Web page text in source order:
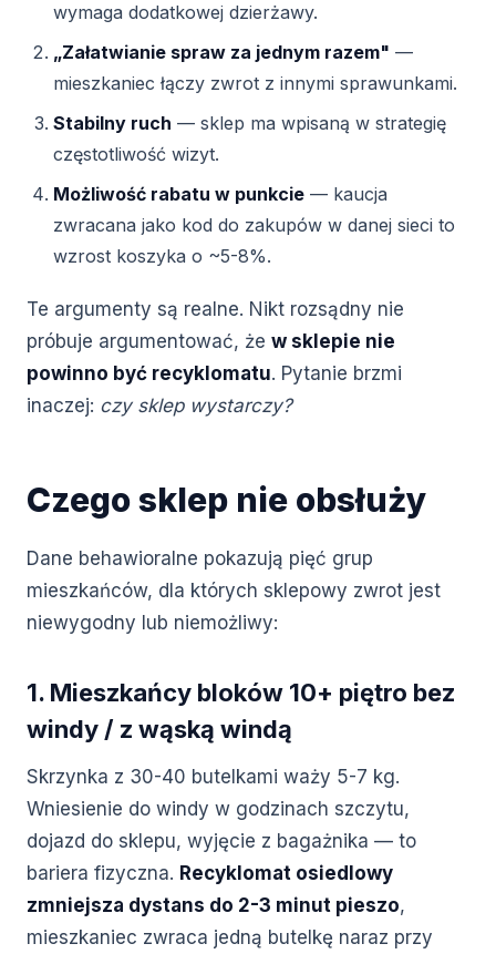
wymaga dodatkowej dzierżawy.
„Załatwianie spraw za jednym razem" —
mieszkaniec łączy zwrot z innymi sprawunkami.
Stabilny ruch — sklep ma wpisaną w strategię
częstotliwość wizyt.
Możliwość rabatu w punkcie — kaucja
zwracana jako kod do zakupów w danej sieci to
wzrost koszyka o ~5-8%.
Te argumenty są realne. Nikt rozsądny nie
próbuje argumentować, że w sklepie nie
powinno być recyklomatu. Pytanie brzmi
inaczej: czy sklep wystarczy?
Czego sklep nie obsłuży
Dane behawioralne pokazują pięć grup
mieszkańców, dla których sklepowy zwrot jest
niewygodny lub niemożliwy:
1. Mieszkańcy bloków 10+ piętro bez
windy / z wąską windą
Skrzynka z 30-40 butelkami waży 5-7 kg.
Wniesienie do windy w godzinach szczytu,
dojazd do sklepu, wyjęcie z bagażnika — to
bariera fizyczna. Recyklomat osiedlowy
zmniejsza dystans do 2-3 minut pieszo,
mieszkaniec zwraca jedną butelkę naraz przy